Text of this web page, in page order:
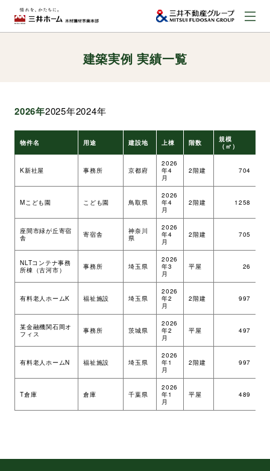
お問い合わせ
建築実例
取扱商品
環境・社会への取り組み
モッケン便り
イベントレポート一覧
建築実例 実績一覧
2026年2025年2024年
物件名 用途 建設地 上棟 階数
規模
（㎡）
K新社屋 事務所 京都府
2026
年4
月
2階建 704
Mこども園 こども園 鳥取県
2026
年4
月
2階建 1258
座間市緑が丘寄宿
舎
寄宿舎
神奈川
県
2026
年4
月
2階建 705
NLTコンテナ事務
所棟（古河市）
事務所 埼玉県
2026
年3
月
平屋 26
有料老人ホームK 福祉施設 埼玉県
2026
年2
月
2階建 997
某金融機関石岡オ
フィス
事務所 茨城県
2026
年2
月
平屋 497
有料老人ホームN 福祉施設 埼玉県
2026
年1
月
2階建 997
T倉庫 倉庫 千葉県
2026
年1
月
平屋 489